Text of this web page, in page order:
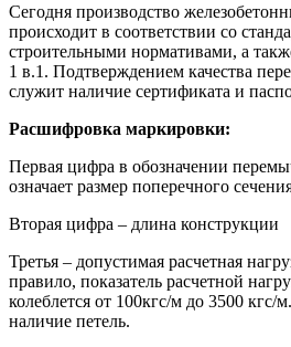
Сегодня производство
происходит в соответствии со
строительными нормативами, а
1 в.1. Подтверждением качества
служит наличие сертификата и
Расшифровка маркировки:
Первая цифра в обозначении
означает размер поперечного
Вторая цифра – длина конструкции
Третья – допустимая расчетная
правило, показатель расчетной
колеблется от 100кгс/м до 3500 кгс/
наличие петель.